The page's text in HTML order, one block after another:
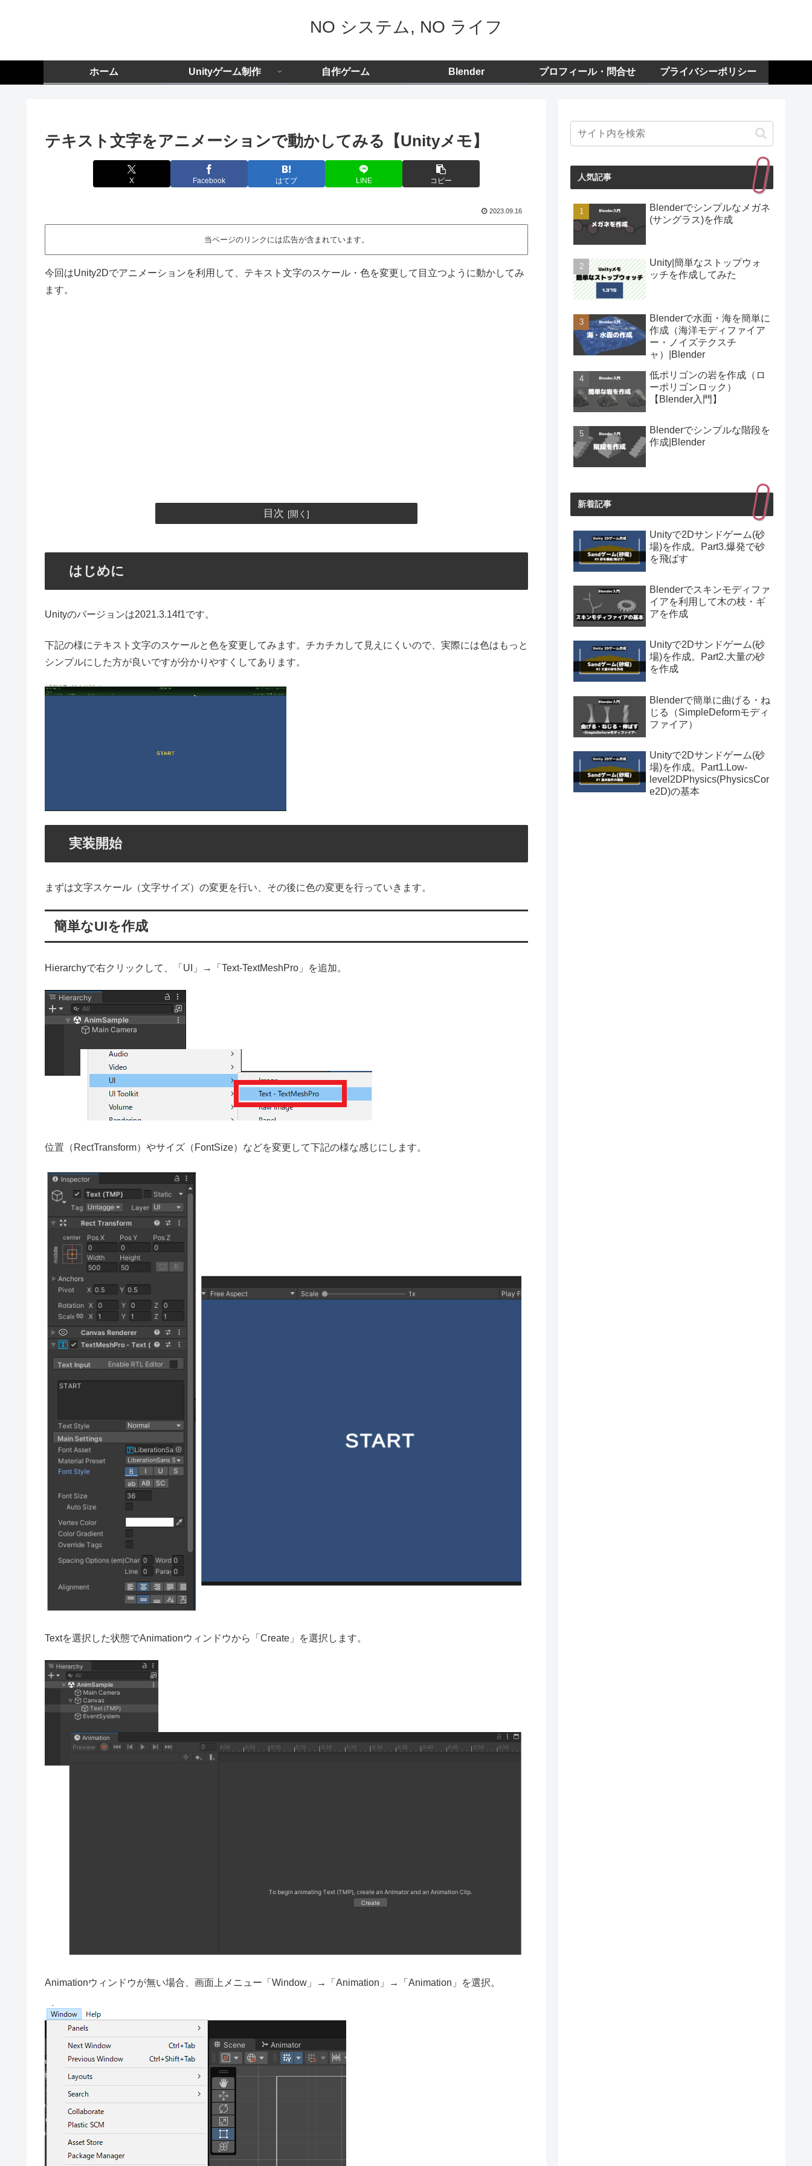
NO システム, NO ライフ
ホーム Unityゲーム制作 自作ゲーム Blender プロフィール・問合せ プライバシーポリシー
テキスト文字をアニメーションで動かしてみる【Unityメモ】
X Facebook はてブ LINE コピー
2023.09.16
当ページのリンクには広告が含まれています。
今回はUnity2Dでアニメーションを利用して、テキスト文字のスケール・色を変更して目立つように動かしてみ
ます。
目次
はじめに
Unityのバージョンは2021.3.14f1です。
下記の様にテキスト文字のスケールと色を変更してみます。チカチカして見えにくいので、実際には色はもっと
シンプルにした方が良いですが分かりやすくしてあります。
実装開始
まずは文字スケール（文字サイズ）の変更を行い、その後に色の変更を行っていきます。
簡単なUIを作成
Hierarchyで右クリックして、「UI」→「Text-TextMeshPro」を追加。
位置（RectTransform）やサイズ（FontSize）などを変更して下記の様な感じにします。
Textを選択した状態でAnimationウィンドウから「Create」を選択します。
Animationウィンドウが無い場合、画面上メニュー「Window」→「Animation」→「Animation」を選択。
人気記事
Blenderでシンプルなメガネ
(サングラス)を作成
Unity|簡単なストップウォ
ッチを作成してみた
Blenderで水面・海を簡単に
作成（海洋モディファイア
ー・ノイズテクスチ
ャ）|Blender
低ポリゴンの岩を作成（ロ
ーポリゴンロック）
【Blender入門】
Blenderでシンプルな階段を
作成|Blender
新着記事
Unityで2Dサンドゲーム(砂
場)を作成。Part3.爆発で砂
を飛ばす
Blenderでスキンモディファ
イアを利用して木の枝・ギ
アを作成
Unityで2Dサンドゲーム(砂
場)を作成。Part2.大量の砂
を作成
Blenderで簡単に曲げる・ね
じる（SimpleDeformモディ
ファイア）
Unityで2Dサンドゲーム(砂
場)を作成。Part1.Low-
level2DPhysics(PhysicsCor
e2D)の基本